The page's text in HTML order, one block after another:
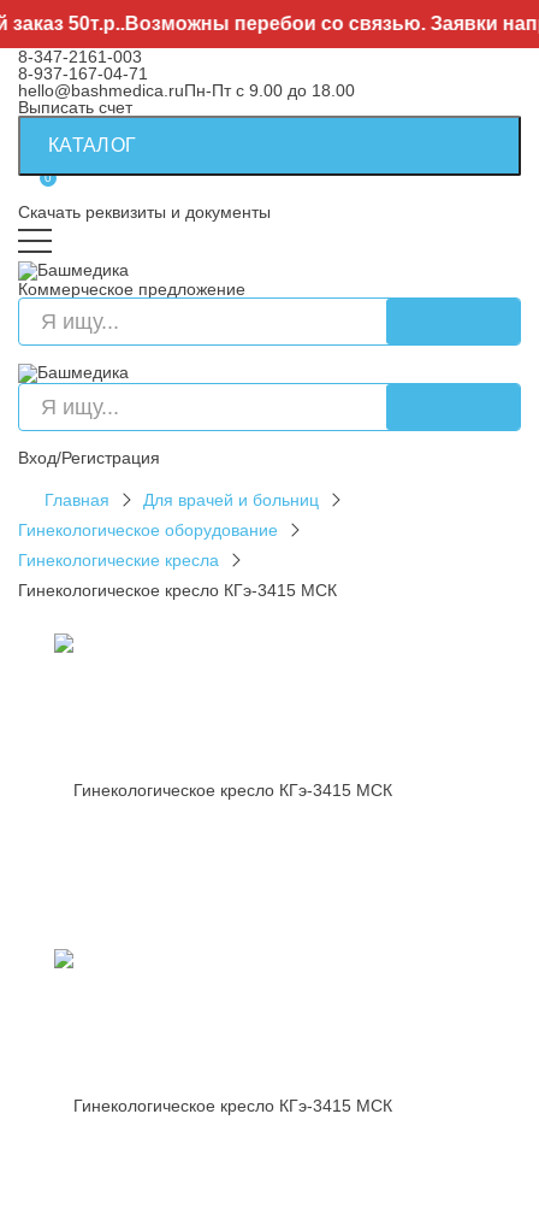
перебои со связью. Заявки
8-347-2161-003
8-937-167-04-71
hello@bashmedica.ruПн-Пт с 9.00 до 18.00
Выписать счет
КАТАЛОГ
0
Скачать реквизиты и документы
Коммерческое предложение
Вход/Регистрация
Главная
Для врачей и больниц
Гинекологическое оборудование
Гинекологические кресла
Гинекологическое кресло КГэ-3415 МСК